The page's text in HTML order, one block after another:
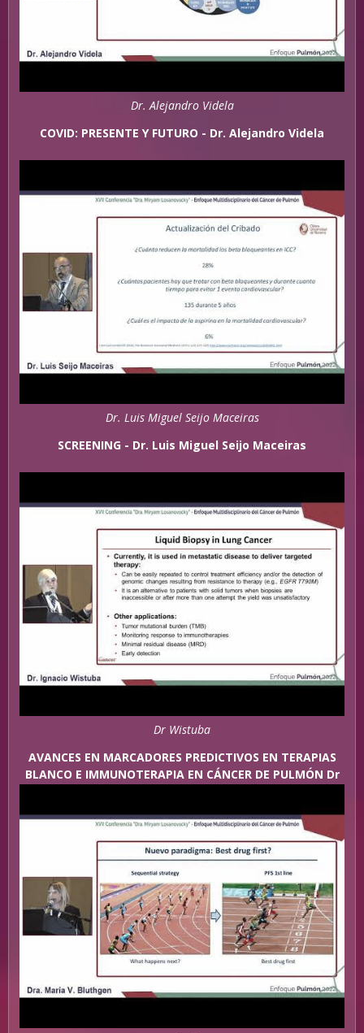
Dr. Alejandro Videla
COVID: PRESENTE Y FUTURO - Dr. Alejandro Videla
Dr. Luis Miguel Seijo Maceiras
SCREENING - Dr. Luis Miguel Seijo Maceiras
Dr Wistuba
AVANCES EN MARCADORES PREDICTIVOS EN TERAPIAS
BLANCO E IMMUNOTERAPIA EN CÁNCER DE PULMÓN Dr